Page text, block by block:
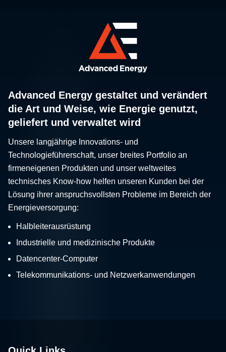
Advanced Energy gestaltet und verändert
die Art und Weise, wie Energie genutzt,
geliefert und verwaltet wird
Unsere langjährige Innovations- und
Technologieführerschaft, unser breites Portfolio an
firmeneigenen Produkten und unser weltweites
technisches Know-how helfen unseren Kunden bei der
Lösung ihrer anspruchsvollsten Probleme im Bereich der
Energieversorgung:
Halbleiterausrüstung
Industrielle und medizinische Produkte
Datencenter-Computer
Telekommunikations- und Netzwerkanwendungen